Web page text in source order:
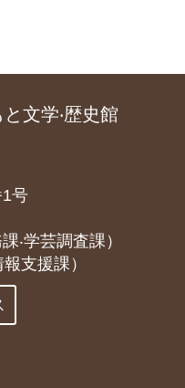
文学‧歴史館
号
‧学芸調査課）
援課）